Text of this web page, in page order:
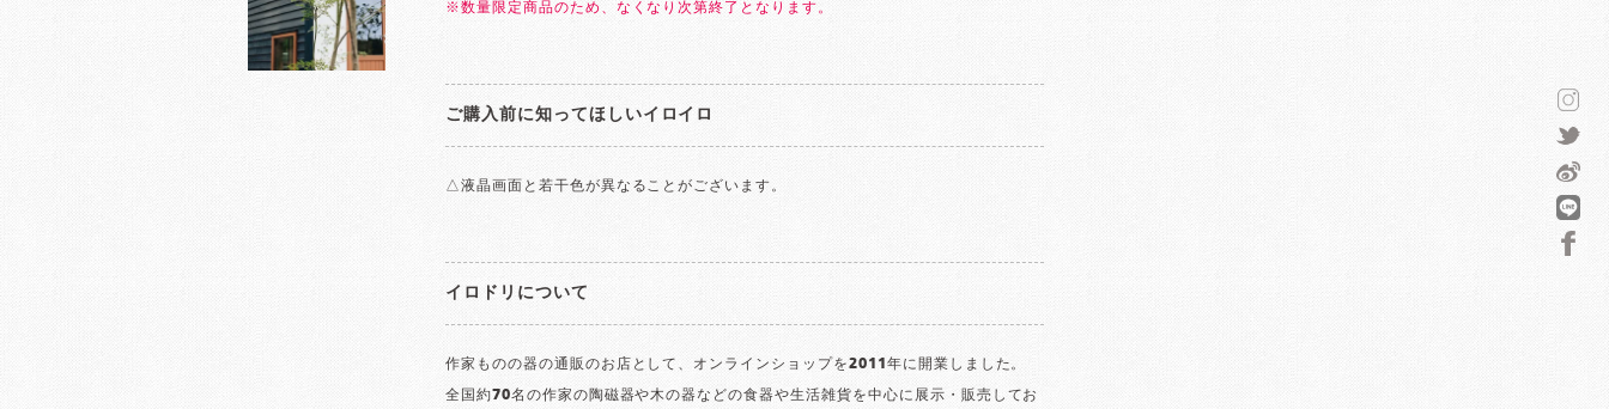
※数量限定商品のため、なくなり次第終了となります。
ご購入前に知ってほしいイロイロ
△液晶画面と若干色が異なることがございます。
イロドリについて
作家ものの器の通販のお店として、オンラインショップを2011年に開業しました。
全国約70名の作家の陶磁器や木の器などの食器や生活雑貨を中心に展示・販売してお